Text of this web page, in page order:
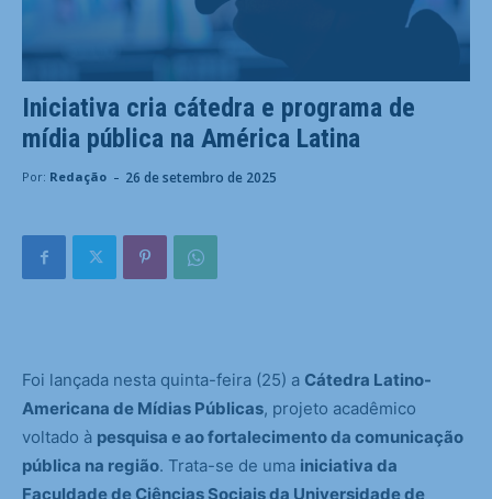
Iniciativa cria cátedra e programa de
mídia pública na América Latina
Por: Redação - 26 de setembro de 2025
Foi lançada nesta quinta-feira (25) a Cátedra Latino-
Americana de Mídias Públicas, projeto acadêmico
voltado à pesquisa e ao fortalecimento da comunicação
pública na região. Trata-se de uma iniciativa da
Faculdade de Ciências Sociais da Universidade de